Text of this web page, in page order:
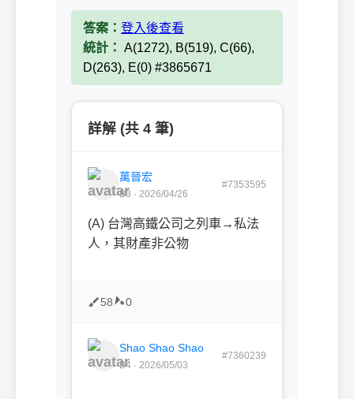
答案： 登入後查看
統計： A(1272), B(519), C(66),
D(263), E(0) #3865671
詳解 (共 4 筆)
萬晉宏
B3 · 2026/04/26
#7353595
(A) 台灣高鐵公司之列車→私法
人，其財產非公物
58 0
Shao Shao Shao
B4 · 2026/05/03
#7360239